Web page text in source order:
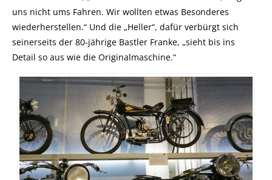
uns nicht ums Fahren. Wir wollten etwas Besonderes
wiederherstellen.“ Und die „Heller“, dafür verbürgt sich
seinerseits der 80-jährige Bastler Franke, „sieht bis ins
Detail so aus wie die Originalmaschine.“